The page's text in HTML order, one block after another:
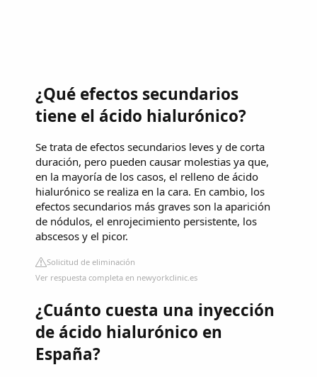
¿Qué efectos secundarios
tiene el ácido hialurónico?
Se trata de efectos secundarios leves y de corta
duración, pero pueden causar molestias ya que,
en la mayoría de los casos, el relleno de ácido
hialurónico se realiza en la cara. En cambio, los
efectos secundarios más graves son la aparición
de nódulos, el enrojecimiento persistente, los
abscesos y el picor.
Solicitud de eliminación
Ver respuesta completa en newyorkclinic.es
¿Cuánto cuesta una inyección
de ácido hialurónico en
España?